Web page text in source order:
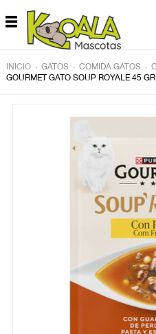
Saltar al contenido
INICIO . GATOS . COMIDA GATOS .
GOURMET GATO SOUP ROYALE 45 GR